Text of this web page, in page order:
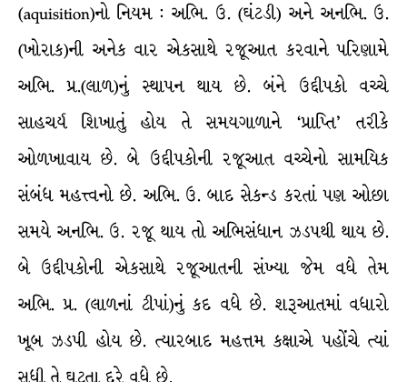
(aquisition)નો નિયમ : અભિ. ઉ. (ઘંટડી) અને અનભિ. ઉ.
(ખોરાક)ની અનેક વાર એકસાથે રજૂઆત કરવાને પરિણામે
અભિ. પ્ર.(લાળ)નું સ્થાપન થાય છે. બંને ઉદ્દીપકો વચ્ચે
સાહચર્ય શિખાતું હોય તે સમયગાળાને ‘પ્રાપ્તિ’ તરીકે
ઓળખાવાય છે. બે ઉદ્દીપકોની રજૂઆત વચ્ચેનો સામયિક
સંબંધ મહત્ત્વનો છે. અભિ. ઉ. બાદ સેકન્ડ કરતાં પણ ઓછા
સમયે અનભિ. ઉ. રજૂ થાય તો અભિસંધાન ઝડપથી થાય છે.
બે ઉદ્દીપકોની એકસાથે રજૂઆતની સંખ્યા જેમ વધે તેમ
અભિ. પ્ર. (લાળનાં ટીપાં)નું કદ વધે છે. શરૂઆતમાં વધારો
ખૂબ ઝડપી હોય છે. ત્યારબાદ મહત્તમ કક્ષાએ પહોંચે ત્યાં